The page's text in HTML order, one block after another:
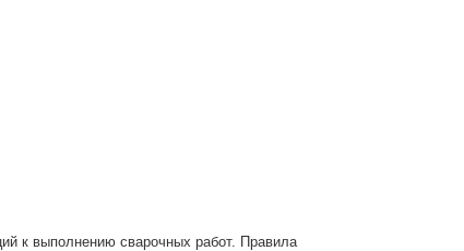
к выполнению сварочных работ. Правила